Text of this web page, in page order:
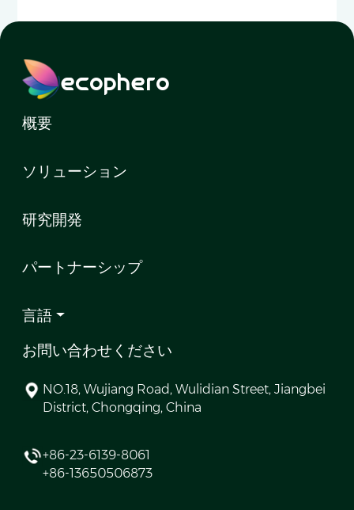
ecophero
概要
ソリューション
研究開発
パートナーシップ
言語
お問い合わせください
NO.18, Wujiang Road, Wulidian Street, Jiangbei
District, Chongqing, China
+86-23-6139-8061
+86-13650506873